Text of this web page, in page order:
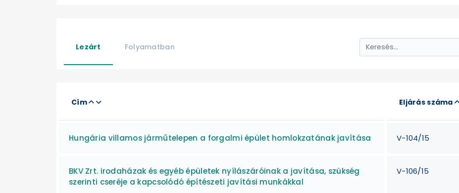
Lezárt Folyamatban
Cím Eljárás száma
Hungária villamos járműtelepen a forgalmi épület homlokzatának javítása V-104/15
BKV Zrt. irodaházak és egyéb épületek nyílászáróinak a javítása, szükség
szerinti cseréje a kapcsolódó építészeti javítási munkákkal
V-106/15